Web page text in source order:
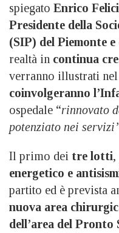
spiegato Enrico
Presidente della
(SIP) del Piemonte e
realtà in continua
verranno illustrati nel
coinvolgeranno
ospedale “rinnovato
potenziato nei
Il primo dei tre lotti,
energetico e
partito ed è prevista
nuova area
dell’area del Pronto